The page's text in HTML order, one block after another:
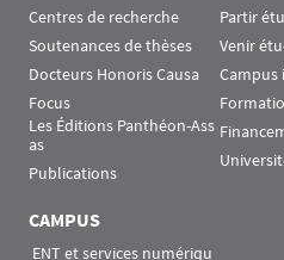
Centres de recherche
Soutenances de thèses
Docteurs Honoris Causa
Focus
Les Éditions Panthéon-Ass
as
Publications
Partir
Venir
CAMPUS